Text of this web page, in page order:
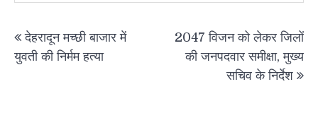
navigation
देहरादून मच्छी बाजार में
युवती की निर्मम हत्या
2047 विजन को लेकर जिलों
की जनपदवार समीक्षा, मुख्य
सचिव के निर्देश